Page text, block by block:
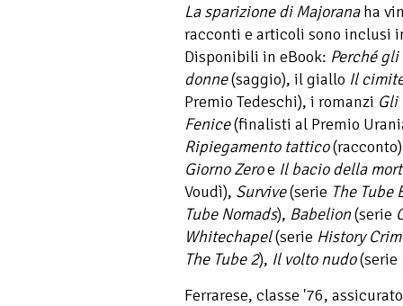
La sparizione di Majoranaha
racconti e articoli sono inclusi
Disponibili in eBook: Perché
donne(saggio), il giallo Il
Premio Tedeschi), i romanzi Gli
Fenice(finalisti al Premio
Ripiegamento tattico
Giorno Zeroe Il bacio della
Voudì), Survive(serie The Tube
Tube Nomads), Babelion(serie
Whitechapel(serie History
The Tube 2), Il volto nudo(serie
Ferrarese, classe '76,